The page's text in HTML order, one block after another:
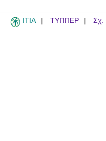
ITIA ΤΥΠΠΕΡ Σχ.